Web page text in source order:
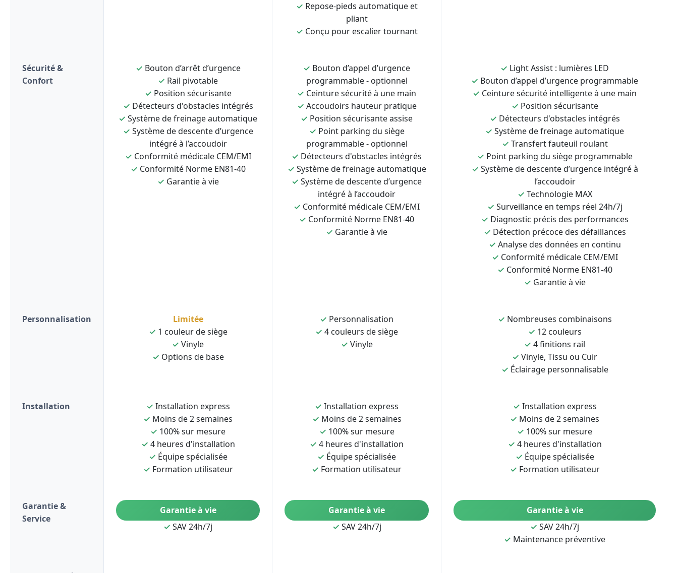
✓ Repose-pieds automatique et
pliant
✓ Conçu pour escalier tournant
Sécurité &
Confort
✓ Bouton d’arrêt d’urgence
✓ Rail pivotable
✓ Position sécurisante
✓ Détecteurs d'obstacles intégrés
✓ Système de freinage automatique
✓ Système de descente d’urgence
intégré à l’accoudoir
✓ Conformité médicale CEM/EMI
✓ Conformité Norme EN81-40
✓ Garantie à vie
✓ Bouton d’appel d’urgence
programmable - optionnel
✓ Ceinture sécurité à une main
✓ Accoudoirs hauteur pratique
✓ Position sécurisante assise
✓ Point parking du siège
programmable - optionnel
✓ Détecteurs d'obstacles intégrés
✓ Système de freinage automatique
✓ Système de descente d’urgence
intégré à l’accoudoir
✓ Conformité médicale CEM/EMI
✓ Conformité Norme EN81-40
✓ Garantie à vie
✓ Light Assist : lumières LED
✓ Bouton d’appel d’urgence programmable
✓ Ceinture sécurité intelligente à une main
✓ Position sécurisante
✓ Détecteurs d'obstacles intégrés
✓ Système de freinage automatique
✓ Transfert fauteuil roulant
✓ Point parking du siège programmable
✓ Système de descente d’urgence intégré à
l’accoudoir
✓ Technologie MAX
✓ Surveillance en temps réel 24h/7j
✓ Diagnostic précis des performances
✓ Détection précoce des défaillances
✓ Analyse des données en continu
✓ Conformité médicale CEM/EMI
✓ Conformité Norme EN81-40
✓ Garantie à vie
Personnalisation
Limitée
✓ 1 couleur de siège
✓ Vinyle
✓ Options de base
✓ Personnalisation
✓ 4 couleurs de siège
✓ Vinyle
✓ Nombreuses combinaisons
✓ 12 couleurs
✓ 4 finitions rail
✓ Vinyle, Tissu ou Cuir
✓ Éclairage personnalisable
Installation ✓ Installation express
✓ Moins de 2 semaines
✓ 100% sur mesure
✓ 4 heures d'installation
✓ Équipe spécialisée
✓ Formation utilisateur
✓ Installation express
✓ Moins de 2 semaines
✓ 100% sur mesure
✓ 4 heures d'installation
✓ Équipe spécialisée
✓ Formation utilisateur
✓ Installation express
✓ Moins de 2 semaines
✓ 100% sur mesure
✓ 4 heures d'installation
✓ Équipe spécialisée
✓ Formation utilisateur
Garantie &
Service
Garantie à vie
✓ SAV 24h/7j
Garantie à vie
✓ SAV 24h/7j
Garantie à vie
✓ SAV 24h/7j
✓ Maintenance préventive